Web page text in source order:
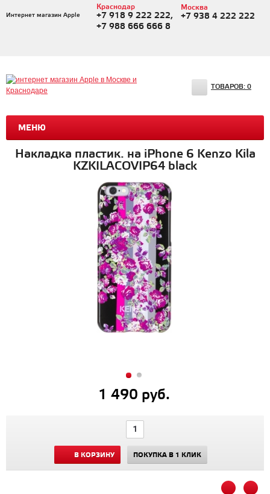
Интернет магазин Apple
Краснодар
+7 918 9 222 222,
+7 988 666 666 8
Москва
+7 938 4 222 222
МЕНЮ
ТОВАРОВ: 0
Накладка пластик. на iPhone 6 Kenzo Kila
KZKILACOVIP64 black
1 490 руб.
В КОРЗИНУ ПОКУПКА В 1 КЛИК